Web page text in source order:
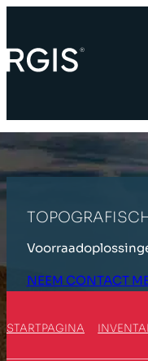
NEEM CONTACT
STARTPAGINA